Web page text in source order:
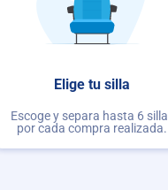
Elige tu silla
Escoge y separa hasta 6
por cada compra realizada.